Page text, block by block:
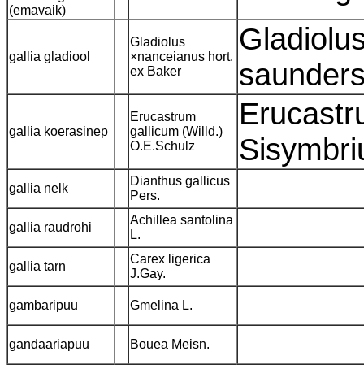
(emavaik)
gallia gladiool
Gladiolus
×nanceianus hort.
ex Baker
gallia koerasinep
Erucastrum
gallicum (Willd.)
O.E.Schulz
gallia nelk
Dianthus gallicus
Pers.
gallia raudrohi
Achillea santolina
L.
gallia tarn
Carex ligerica
J.Gay.
gambaripuu Gmelina L.
gandaariapuu Bouea Meisn.